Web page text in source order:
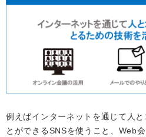
例えばインターネットを通じて人
とができるSNSを使うこと、Web